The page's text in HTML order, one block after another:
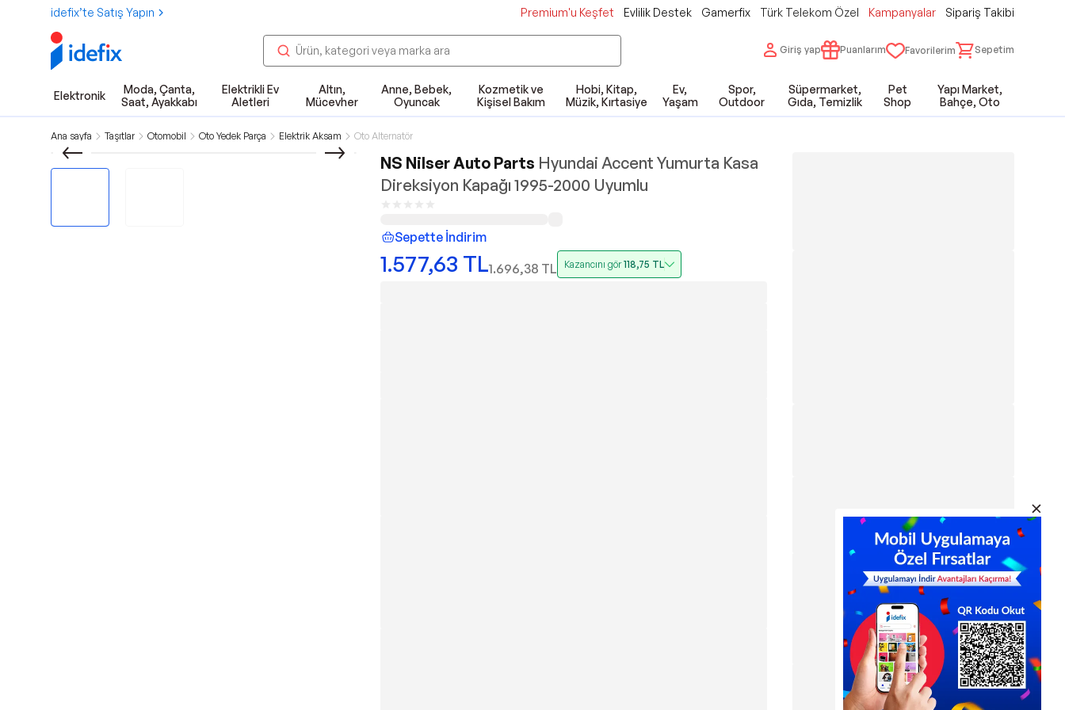
idefix’te Satış Yapın Premium'u Keşfet Evlilik Destek Gamerfix Türk Telekom Özel Kampanyalar Sipariş Takibi
Giriş yap Puanlarım Favorilerim Sepetim
Elektronik
Moda, Çanta,
Saat, Ayakkabı
Elektrikli Ev
Aletleri
Altın,
Mücevher
Anne, Bebek,
Oyuncak
Kozmetik ve
Kişisel Bakım
Hobi, Kitap,
Müzik, Kırtasiye
Ev,
Yaşam
Spor,
Outdoor
Süpermarket,
Gıda, Temizlik
Pet
Shop
Yapı Market,
Bahçe, Oto
Ana sayfa Taşıtlar Otomobil Oto Yedek Parça Elektrik Aksam Oto Alternatör
NS Nilser Auto Parts Hyundai Accent Yumurta Kasa
Direksiyon Kapağı 1995-2000 Uyumlu
Sepette İndirim
1.577,63 TL1.696,38 TL Kazancını gör118,75 TL